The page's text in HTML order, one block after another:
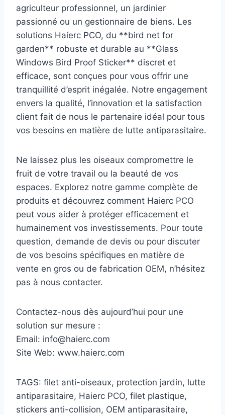
agriculteur professionnel, un jardinier
passionné ou un gestionnaire de biens. Les
solutions Haierc PCO, du **bird net for
garden** robuste et durable au **Glass
Windows Bird Proof Sticker** discret et
efficace, sont conçues pour vous offrir une
tranquillité d’esprit inégalée. Notre engagement
envers la qualité, l’innovation et la satisfaction
client fait de nous le partenaire idéal pour tous
vos besoins en matière de lutte antiparasitaire.
Ne laissez plus les oiseaux compromettre le
fruit de votre travail ou la beauté de vos
espaces. Explorez notre gamme complète de
produits et découvrez comment Haierc PCO
peut vous aider à protéger efficacement et
humainement vos investissements. Pour toute
question, demande de devis ou pour discuter
de vos besoins spécifiques en matière de
vente en gros ou de fabrication OEM, n’hésitez
pas à nous contacter.
Contactez-nous dès aujourd’hui pour une
solution sur mesure :
Email: info@haierc.com
Site Web: www.haierc.com
TAGS: filet anti-oiseaux, protection jardin, lutte
antiparasitaire, Haierc PCO, filet plastique,
stickers anti-collision, OEM antiparasitaire,